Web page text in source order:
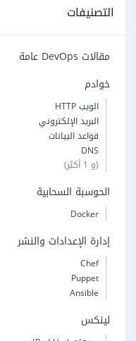
التصنيفات
مقالات DevOps عامة
خوادم
الويب HTTP
البريد الإلكتروني
قواعد البيانات
DNS
(و 1 أكثر)
الحوسبة السحابية
Docker
إدارة الإعدادات والنشر
Chef
Puppet
Ansible
لينكس